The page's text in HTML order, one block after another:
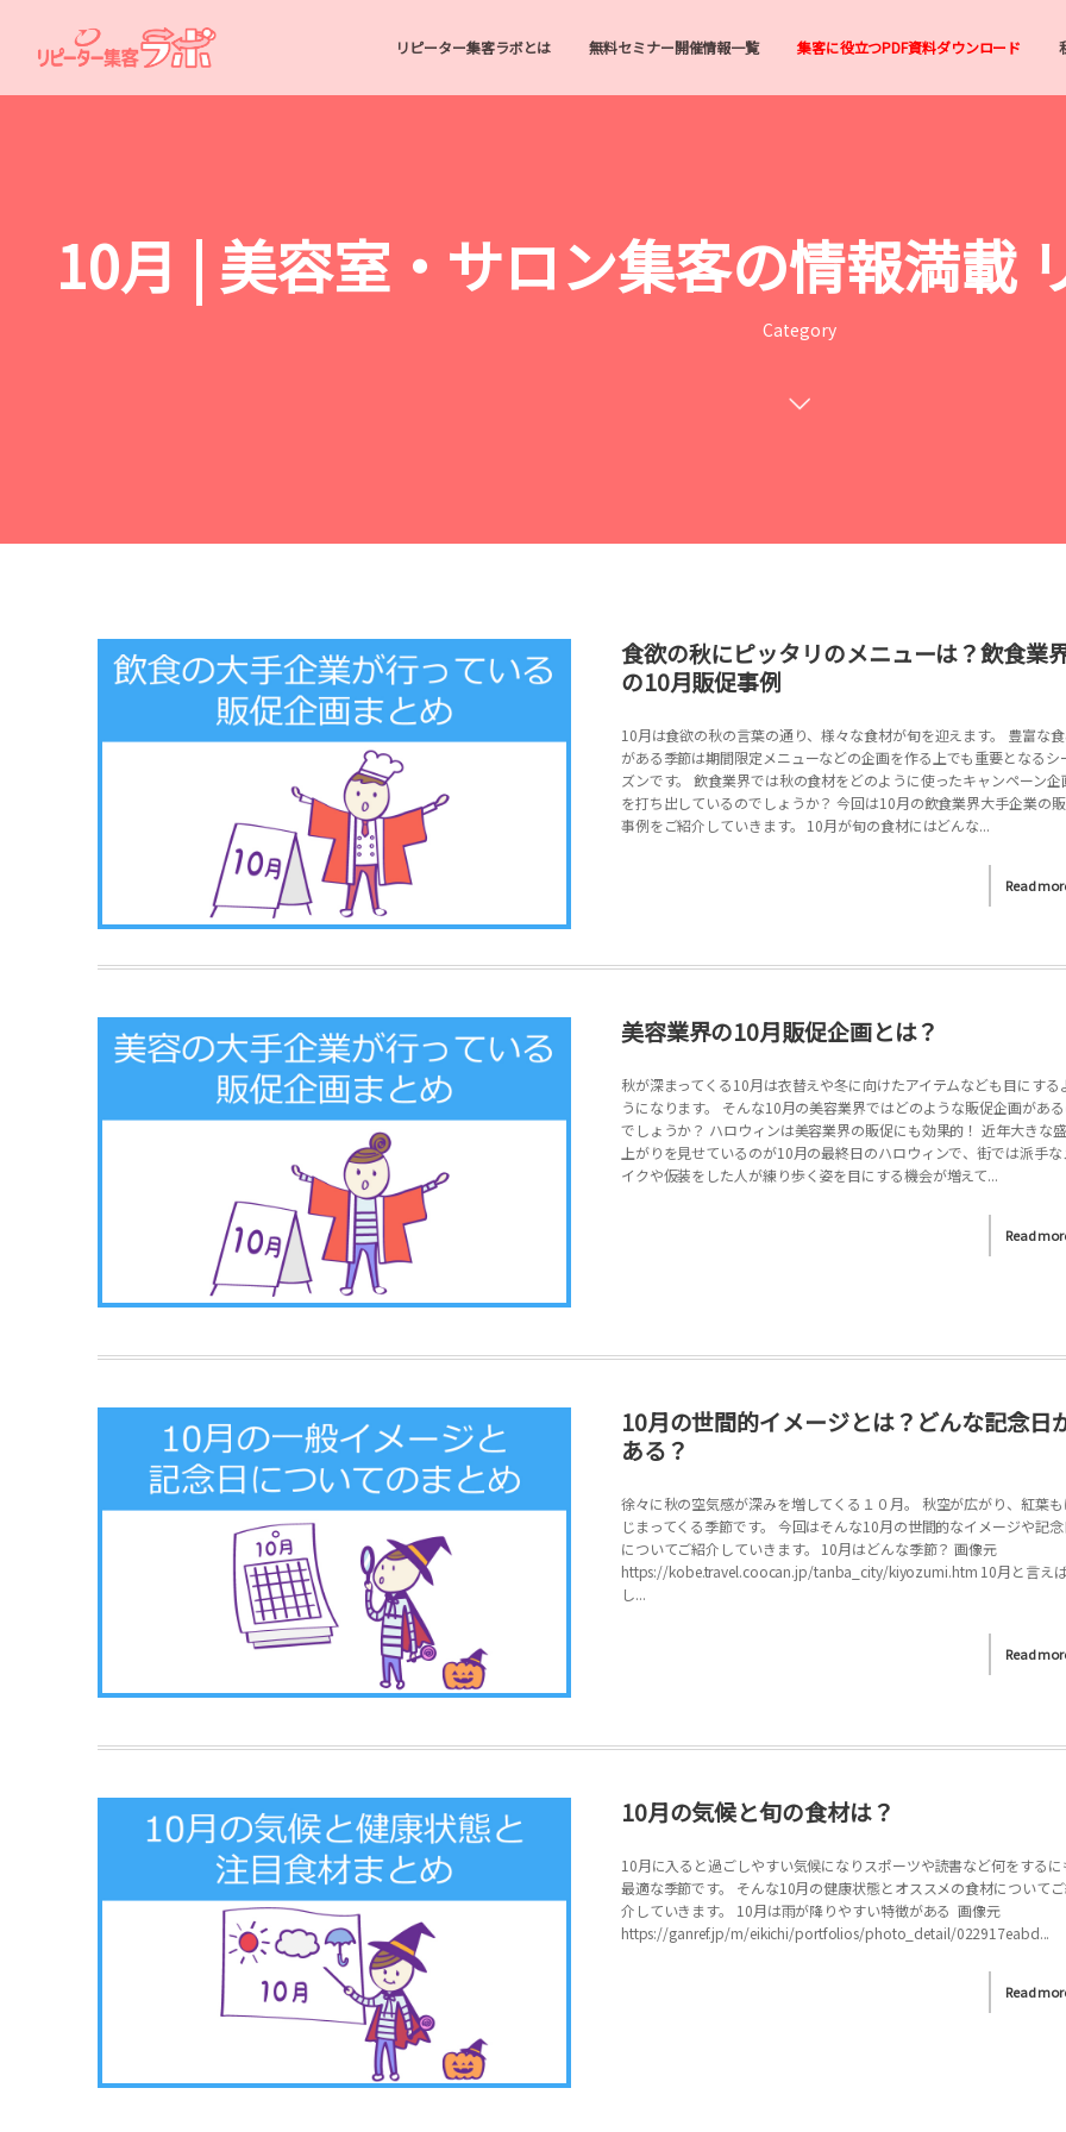
リピーター集客ラボとは 無料セミナー開催情報一覧 集客に役立つPDF資料ダウンロード
10月 | 美容室・サロン集客の情報満載
Category
食欲の秋にピッタリのメニューは？飲食業
の10月販促事例
10月は食欲の秋の言葉の通り、様々な食材が旬を迎えます。 豊富な
がある季節は期間限定メニューなどの企画を作る上でも重要となるシ
ズンです。 飲食業界では秋の食材をどのように使ったキャンペーン企
を打ち出しているのでしょうか？ 今回は10月の飲食業界大手企業の
事例をご紹介していきます。 10月が旬の食材にはどんな...
Read
美容業界の10月販促企画とは？
秋が深まってくる10月は衣替えや冬に向けたアイテムなども目にする
うになります。 そんな10月の美容業界ではどのような販促企画があ
でしょうか？ ハロウィンは美容業界の販促にも効果的！ 近年大きな
上がりを見せているのが10月の最終日のハロウィンで、街では派手な
イクや仮装をした人が練り歩く姿を目にする機会が増えて...
Read
10月の世間的イメージとは？どんな記念日
ある？
徐々に秋の空気感が深みを増してくる１０月。 秋空が広がり、紅葉も
じまってくる季節です。 今回はそんな10月の世間的なイメージや記念
についてご紹介していきます。 10月はどんな季節？ 画像元
https://kobe.travel.coocan.jp/tanba_city/kiyozumi.htm 10月と言え
し...
Read
10月の気候と旬の食材は？
10月に入ると過ごしやすい気候になりスポーツや読書など何をするに
最適な季節です。 そんな10月の健康状態とオススメの食材について
介していきます。 10月は雨が降りやすい特徴がある 画像元
https://ganref.jp/m/eikichi/portfolios/photo_detail/022917eabd...
Read